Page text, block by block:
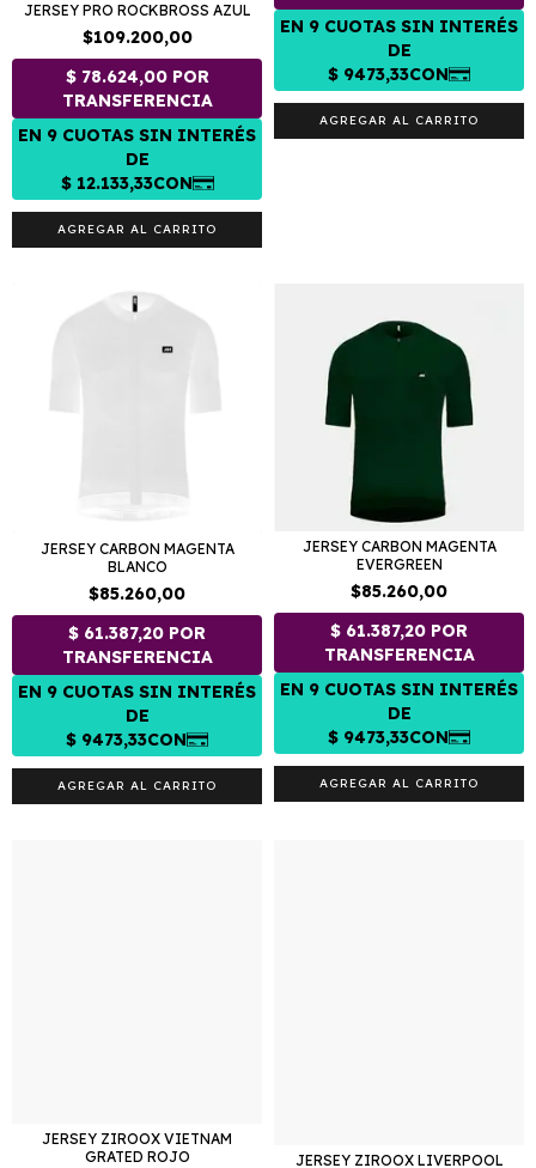
JERSEY PRO ROCKBROSS AZUL
$109.200,00
AGREGAR AL CARRITO
AGREGAR AL CARRITO
JERSEY CARBON MAGENTA
BLANCO
$85.260,00
AGREGAR AL CARRITO
JERSEY CARBON MAGENTA
EVERGREEN
$85.260,00
AGREGAR AL CARRITO
JERSEY ZIROOX VIETNAM
GRATED ROJO
JERSEY ZIROOX LIVERPOOL